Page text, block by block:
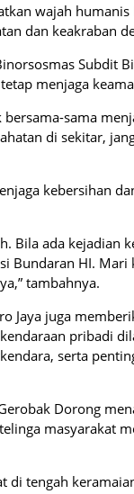
wajah
dan keakraban
Subdit
menjaga
sama
di sekitar,
kebersihan
Bila ada kejadian
Bundaran HI.
tambahnya.
Jaya juga
pribadi
serta
Dorong
masyarakat
di tengah